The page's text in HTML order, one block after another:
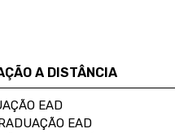
A DISTÂNCIA
EAD
EAD